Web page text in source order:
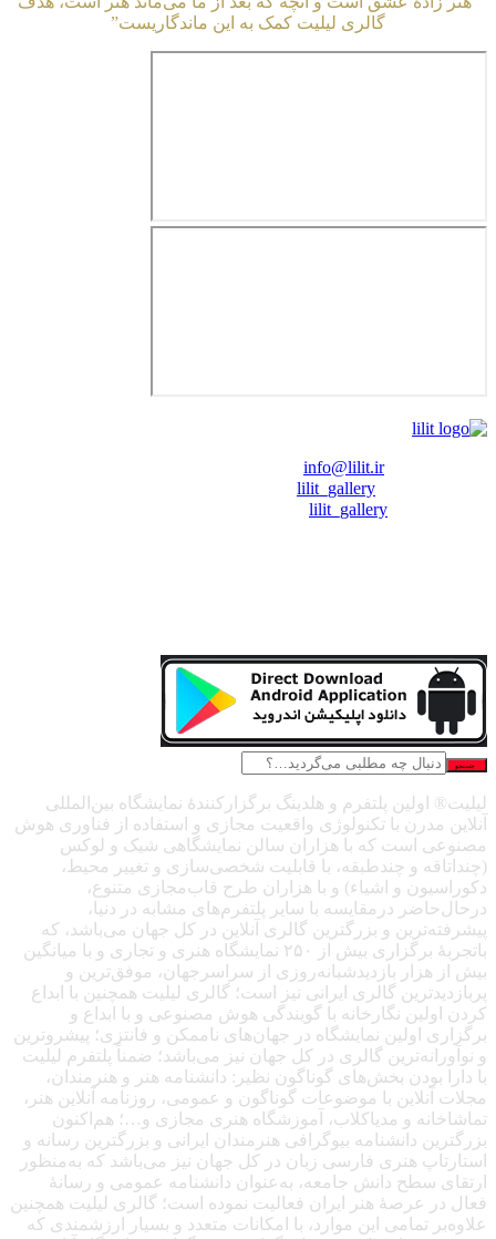
گالری لیلیت کمک به این ماندگاریست”
info@lilit.ir
lilit_gallery
lilit_gallery
جستجو
لیلیت® اولین پلتفرم و هلدینگ برگزارکنندهٔ نمایشگاه بین‌المللی
آنلاین مدرن با تکنولوژی واقعیت مجازی و استفاده از فناوری هوش
مصنوعی است که با هزاران سالن نمایشگاهی شیک و لوکس
(چنداتاقه و چندطبقه، با قابلیت شخصی‌سازی و تغییر محیط،
دکوراسیون و اشیاء) و با هزاران طرح قاب‌مجازی متنوع،
درحال‌حاضر درمقایسه با سایر پلتفرم‌های مشابه در دنیا،
پیشرفته‌ترین و بزرگترین گالری آنلاین در کل جهان می‌باشد، که
باتجربهٔ برگزاری بیش از ۲۵۰ نمایشگاه هنری و تجاری و با میانگین
بیش از هزار بازدیدشبانه‌روزی از سراسرجهان، موفق‌ترین و
پربازدیدترین گالری ایرانی نیز است؛ گالری لیلیت همچنین با ابداع
کردن اولین نگارخانه با گویندگی هوش مصنوعی و با ابداع و
برگزاری اولین نمایشگاه در جهان‌های ناممکن و فانتزی؛ پیشروترین
و نوآورانه‌ترین گالری در کل جهان نیز می‌باشد؛ ضمناً پلتفرم لیلیت
با دارا بودن بخش‌های گوناگون نظیر: دانشنامه هنر و هنرمندان،
مجلات آنلاین با موضوعات گوناگون و عمومی، روزنامه آنلاین هنر،
تماشاخانه و مدیاکلاب، آموزشگاه هنری مجازی و…؛ هم‌اکنون
بزرگترین دانشنامه بیوگرافی هنرمندان ایرانی و بزرگترین رسانه و
استارتاپ هنری فارسی زبان در کل جهان نیز می‌باشد که به‌منظور
ارتقای سطح دانش جامعه، به‌عنوان دانشنامه عمومی و رسانهٔ
فعال در عرصهٔ هنر ایران فعالیت نموده است؛ گالری لیلیت همچنین
علاوه‌بر تمامی این موارد، با امکانات متعدد و بسیار ارزشمندی که